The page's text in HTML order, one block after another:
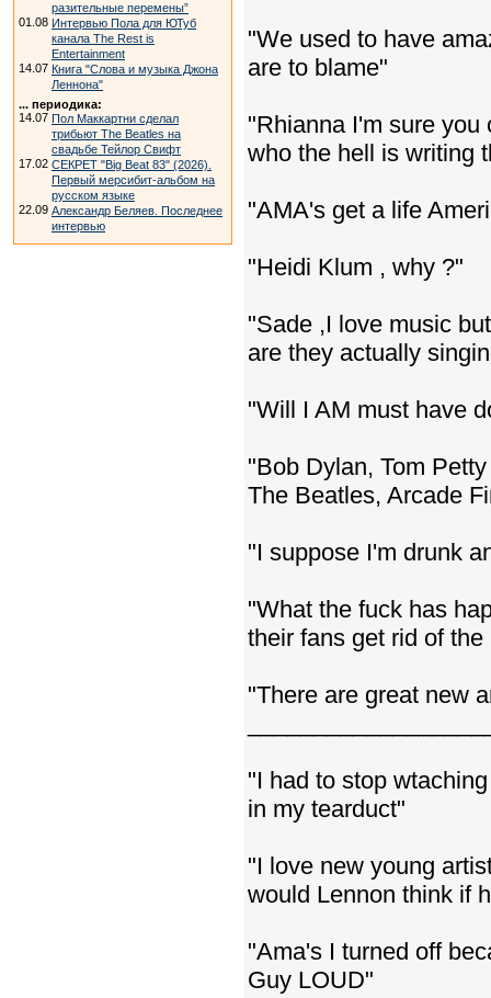
разительные перемены”
01.08 Интервью Пола для ЮТуб
канала The Rest is
Entertainment
14.07 Книга "Слова и музыка Джона
Леннона"
... периодика:
14.07 Пол Маккартни сделал
трибьют The Beatles на
свадьбе Тейлор Свифт
17.02 СЕКРЕТ "Big Beat 83" (2026).
Первый мерсибит-альбом на
русском языке
22.09 Александр Беляев. Последнее
интервью
"We used to have
are to blame"
"Rhianna I'm sure you
who the hell is writing
"AMA's get a life
"Heidi Klum , why ?"
"Sade ,I love music
are they actually
"Will I AM must have
"Bob Dylan, Tom
The Beatles, Arcade
"I suppose I'm drunk
"What the fuck has
their fans get rid of
"There are great new
"I had to stop
in my tearduct"
"I love new young
would Lennon think if
"Ama's I turned off
Guy LOUD"